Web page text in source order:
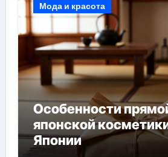
Мода и красота
Особенности
японской
Японии